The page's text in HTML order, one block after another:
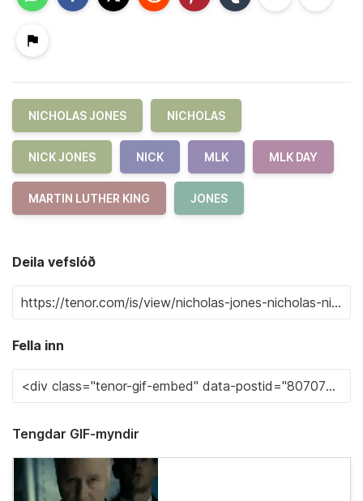
NICHOLAS JONES NICHOLAS
NICK JONES NICK MLK MLK DAY
MARTIN LUTHER KING JONES
Deila vefslóð
Fella inn
Tengdar GIF-myndir